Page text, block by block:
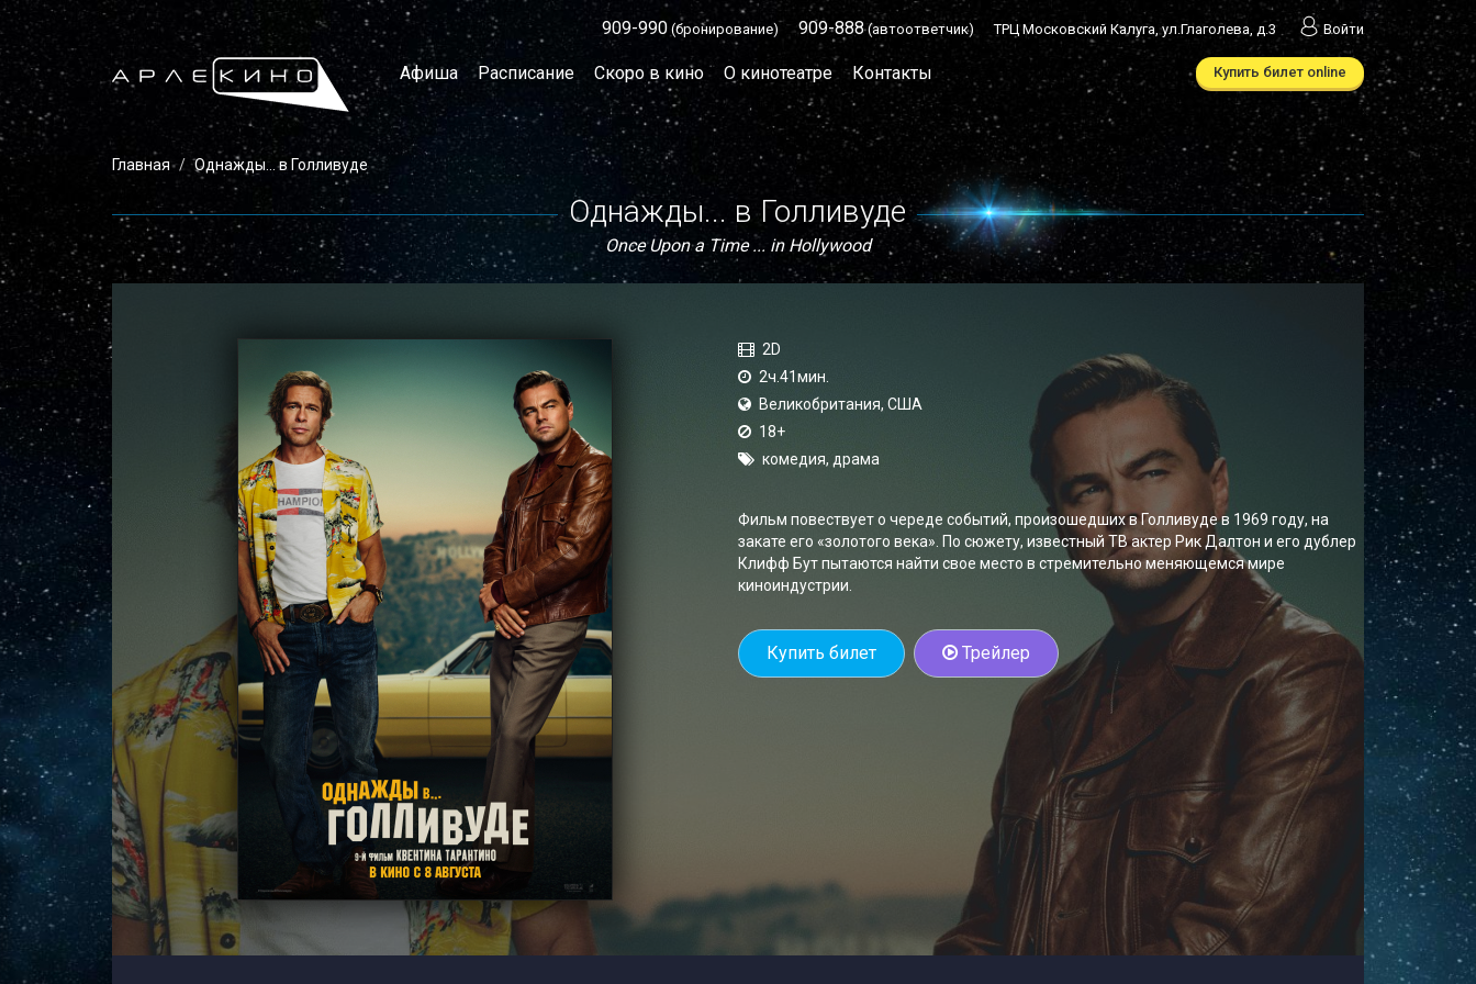
909-990 (бронирование) 909-888(автоответчик) ТРЦ Московский Калуга, ул.Глаголева, д.3 Войти
Афиша Расписание Скоро в кино О кинотеатре Контакты Купить билет online
Главная Однажды... в Голливуде
Once Upon a Time ... in Hollywood
Однажды... в Голливуде
2D
2ч.41мин.
Великобритания, США
18+
комедия, драма
Фильм повествует о череде событий, произошедших в Голливуде в 1969 году, на
закате его «золотого века». По сюжету, известный ТВ актер Рик Далтон и его дублер
Клифф Бут пытаются найти свое место в стремительно меняющемся мире
киноиндустрии.
Купить билет Трейлер